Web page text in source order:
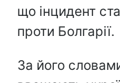
що інцидент
проти Болгарії.
За його